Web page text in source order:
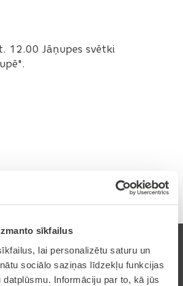
sīkfailus
lai personalizētu saturu un
sociālo saziņas līdzekļu funkcijas
datplūsmu. Informāciju par to, kā jūs
12.00 Jāņupes svētki